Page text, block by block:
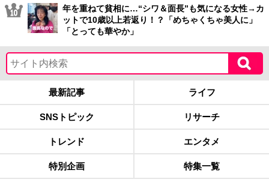
年を重ねて貧相に…“シワ＆面長”も気になる女性→カ
ットで10歳以上若返り！？「めちゃくちゃ美人に」
「とっても華やか」
最新記事 ライフ
SNSトピック リサーチ
トレンド エンタメ
特別企画 特集一覧